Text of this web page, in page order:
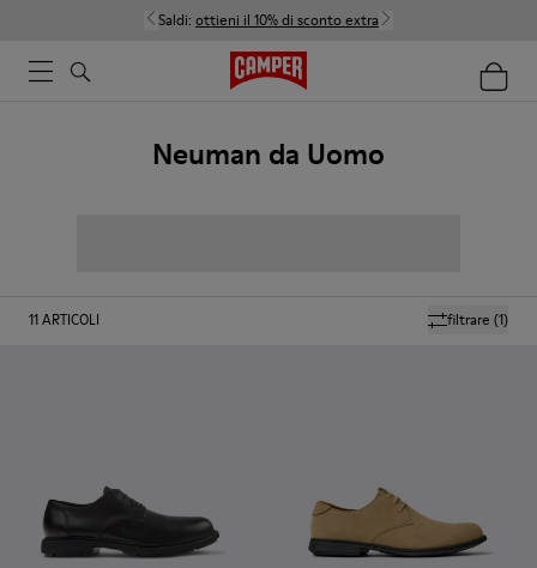
Saldi: ottieni il 10% di sconto extra
Neuman da Uomo
filtrare (1)
11ARTICOLI